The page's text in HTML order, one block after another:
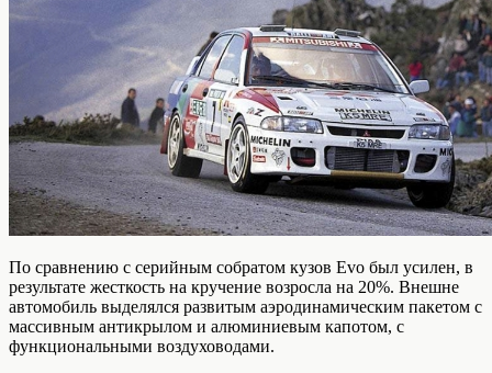
По сравнению с серийным собратом кузов Evo был усилен, в
результате жесткость на кручение возросла на 20%. Внешне
автомобиль выделялся развитым аэродинамическим пакетом с
массивным антикрылом и алюминиевым капотом, с
функциональными воздуховодами.